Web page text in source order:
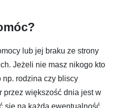
lub jej braku ze strony
Jeżeli nie masz nikogo kto
np. rodzina czy bliscy
przez większość dnia jest w
się na każdą ewentualność.